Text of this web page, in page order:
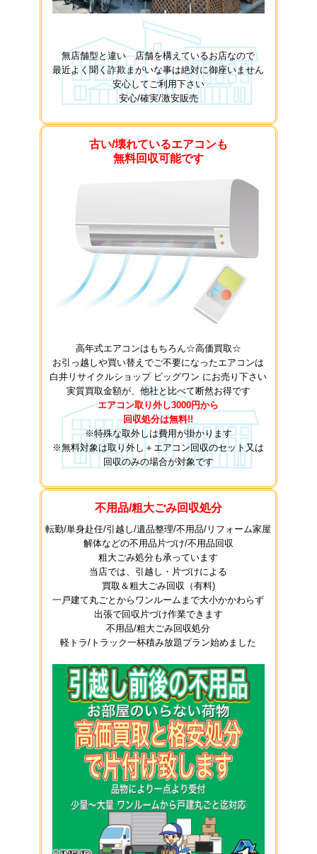
無店舗型と違い 店舗を構えているお店なので
最近よく聞く詐欺まがいな事は絶対に御座いません
安心してご利用下さい
安心/確実/激安販売
古い/壊れているエアコンも
無料回収可能です
高年式エアコンはもちろん☆高価買取☆
お引っ越しや買い替えでご不要になったエアコンは
白井リサイクルショップ ビッグワン にお売り下さい
実質買取金額が、他社と比べて断然お得です
エアコン取り外し3000円から
回収処分は無料!!
※特殊な取外しは費用が掛かります
※無料対象は取り外し＋エアコン回収のセット又は
回収のみの場合が対象です
不用品/粗大ごみ回収処分
転勤/単身赴任/引越し/遺品整理/不用品/リフォーム家屋
解体などの不用品片づけ/不用品回収
粗大ごみ処分も承っています
当店では、引越し・片づけによる
買取＆粗大ごみ回収（有料)
一戸建て丸ごとからワンルームまで大小かかわらず
出張で回収片づけ作業できます
不用品/粗大ごみ回収処分
軽トラ/トラック一杯積み放題プラン始めました